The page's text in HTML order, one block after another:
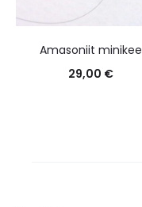
Amasoniit minikee
29,00 €